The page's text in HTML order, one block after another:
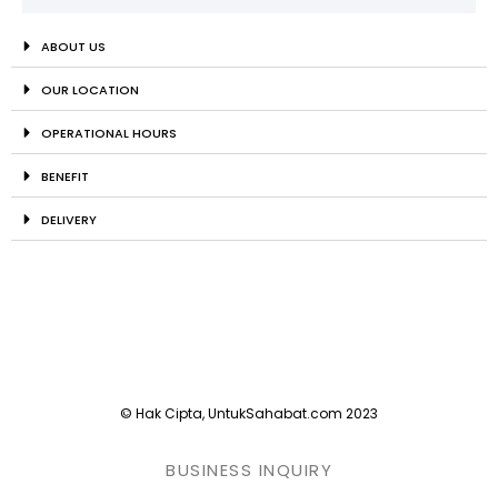
ABOUT US
OUR LOCATION
OPERATIONAL HOURS
BENEFIT
DELIVERY
© Hak Cipta, UntukSahabat.com 2023
BUSINESS INQUIRY